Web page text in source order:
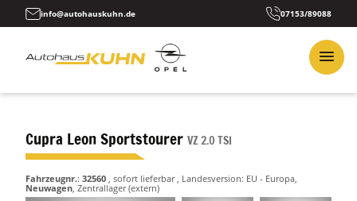
info@autohauskuhn.de 07153/89088
Cupra Leon Sportstourer VZ 2.0 TSI
Fahrzeugnr.: 32560 , sofort lieferbar, Landesversion: EU - Europa,
Neuwagen, Zentrallager (extern)